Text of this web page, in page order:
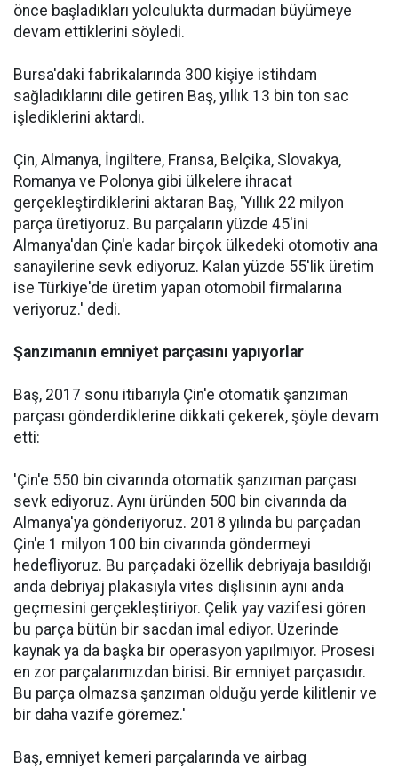
önce başladıkları yolculukta durmadan büyümeye
devam ettiklerini söyledi.
Bursa'daki fabrikalarında 300 kişiye istihdam
sağladıklarını dile getiren Baş, yıllık 13 bin ton sac
işlediklerini aktardı.
Çin, Almanya, İngiltere, Fransa, Belçika, Slovakya,
Romanya ve Polonya gibi ülkelere ihracat
gerçekleştirdiklerini aktaran Baş, 'Yıllık 22 milyon
parça üretiyoruz. Bu parçaların yüzde 45'ini
Almanya'dan Çin'e kadar birçok ülkedeki otomotiv ana
sanayilerine sevk ediyoruz. Kalan yüzde 55'lik üretim
ise Türkiye'de üretim yapan otomobil firmalarına
veriyoruz.' dedi.
Şanzımanın emniyet parçasını yapıyorlar
Baş, 2017 sonu itibarıyla Çin'e otomatik şanzıman
parçası gönderdiklerine dikkati çekerek, şöyle devam
etti:
'Çin'e 550 bin civarında otomatik şanzıman parçası
sevk ediyoruz. Aynı üründen 500 bin civarında da
Almanya'ya gönderiyoruz. 2018 yılında bu parçadan
Çin'e 1 milyon 100 bin civarında göndermeyi
hedefliyoruz. Bu parçadaki özellik debriyaja basıldığı
anda debriyaj plakasıyla vites dişlisinin aynı anda
geçmesini gerçekleştiriyor. Çelik yay vazifesi gören
bu parça bütün bir sacdan imal ediyor. Üzerinde
kaynak ya da başka bir operasyon yapılmıyor. Prosesi
en zor parçalarımızdan birisi. Bir emniyet parçasıdır.
Bu parça olmazsa şanzıman olduğu yerde kilitlenir ve
bir daha vazife göremez.'
Baş, emniyet kemeri parçalarında ve airbag